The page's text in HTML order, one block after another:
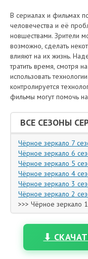
В сериалах и фильмах
человечества и её
новшествами. Зрители
возможно, сделать
влияют на их жизнь.
тратить время, смотря
использовать
контролируется
фильмы могут помочь
ВСЕ СЕЗОНЫ
Чёрное зеркало 7
Чёрное зеркало 6
Чёрное зеркало 5
Чёрное зеркало 4
Чёрное зеркало 3
Чёрное зеркало 2
>>> Чёрное зеркало
⬇